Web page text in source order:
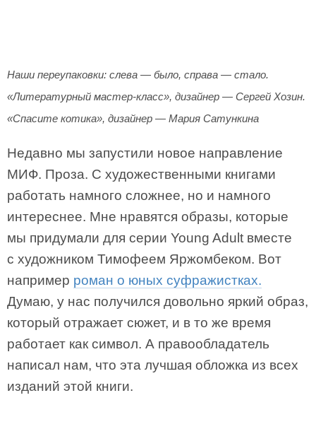
Наши переупаковки: слева — было, справа — стало.
«Литературный мастер-класс», дизайнер — Сергей Хозин.
«Спасите котика», дизайнер — Мария Сатункина
Недавно мы запустили новое направление
МИФ. Проза. С художественными книгами
работать намного сложнее, но и намного
интереснее. Мне нравятся образы, которые
мы придумали для серии Young Adult вместе
с художником Тимофеем Яржомбеком. Вот
например роман о юных суфражистках.
Думаю, у нас получился довольно яркий образ,
который отражает сюжет, и в то же время
работает как символ. А правообладатель
написал нам, что эта лучшая обложка из всех
изданий этой книги.